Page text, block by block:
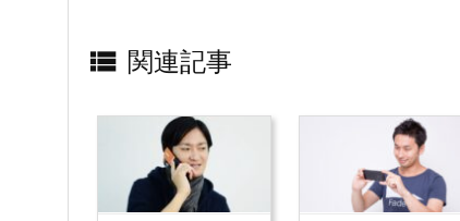
 関連記事